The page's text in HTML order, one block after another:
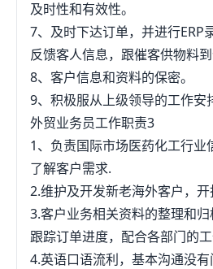
及时性和有效性。
7、及时下达订单，并进行ERP
反馈客人信息，跟催客供物料到
8、客户信息和资料的保密。
9、积极服从上级领导的工作安
外贸业务员工作职责3
1、负责国际市场医药化工行业
了解客户需求.
2.维护及开发新老海外客户，
3.客户业务相关资料的整理和
跟踪订单进度，配合各部门的
4.英语口语流利，基本沟通没